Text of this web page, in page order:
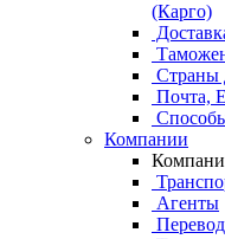
(Карго)
Страны
Почта,
Компании
Агенты